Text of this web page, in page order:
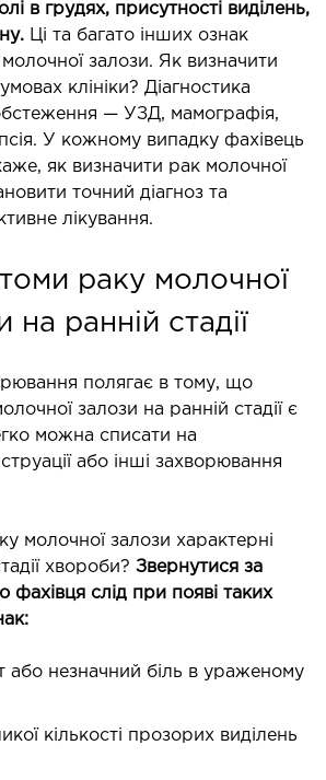
молочної залози
в грудях, присутності виділень,
Ці та багато інших ознак
залози. Як визначити
клініки? Діагностика
— УЗД, мамографія,
У кожному випадку фахівець
як визначити рак молочної
точний діагноз та
лікування.
раку молочної
на ранній стадії
полягає в тому, що
залози на ранній стадії є
можна списати на
або інші захворювання
молочної залози характерні
хвороби? Звернутися за
фахівця слід при появі таких
або незначний біль в ураженому
кількості прозорих виділень